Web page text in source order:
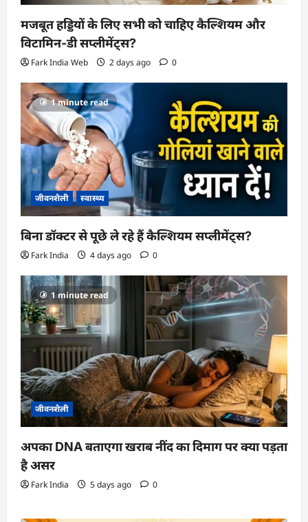
मजबूत हड्डियों के लिए सभी को चाहिए कैल्शियम और
विटामिन-डी सप्लीमेंट्स?
Fark India Web 2 days ago 0
1 minute read
जीवनशैली स्वास्थ्य
बिना डॉक्टर से पूछे ले रहे हैं कैल्शियम सप्लीमेंट्स?
Fark India 4 days ago 0
1 minute read
जीवनशैली
अपका DNA बताएगा खराब नींद का दिमाग पर क्या पड़ता
है असर
Fark India 5 days ago 0